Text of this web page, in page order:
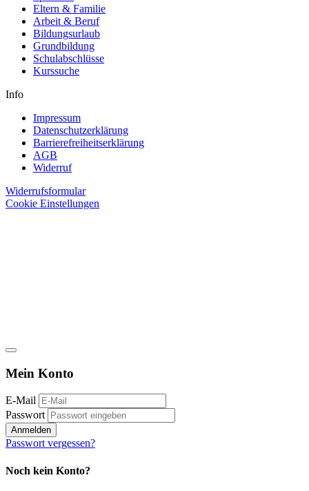
Eltern & Familie
Arbeit & Beruf
Bildungsurlaub
Grundbildung
Schulabschlüsse
Kurssuche
Info
Impressum
Datenschutzerklärung
Barrierefreiheitserklärung
AGB
Widerruf
Widerrufsformular
Cookie Einstellungen
Mein Konto
E-Mail
Passwort
Anmelden
Passwort vergessen?
Noch kein Konto?